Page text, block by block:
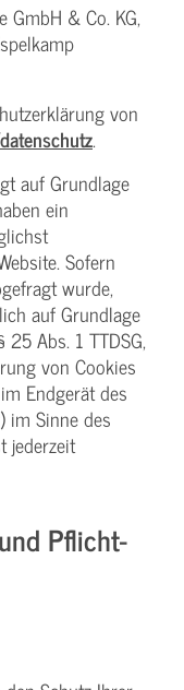
& Co. KG,
von
.
auf Grundlage
ein
Sofern
wurde,
auf Grundlage
Abs. 1 TTDSG,
von Cookies
Endgerät des
im Sinne des
jederzeit
Pflicht­